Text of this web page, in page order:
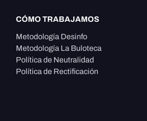
CÓMO TRABAJAMOS
Metodología Desinfo
Metodología La Buloteca
Política de Neutralidad
Política de Rectificación